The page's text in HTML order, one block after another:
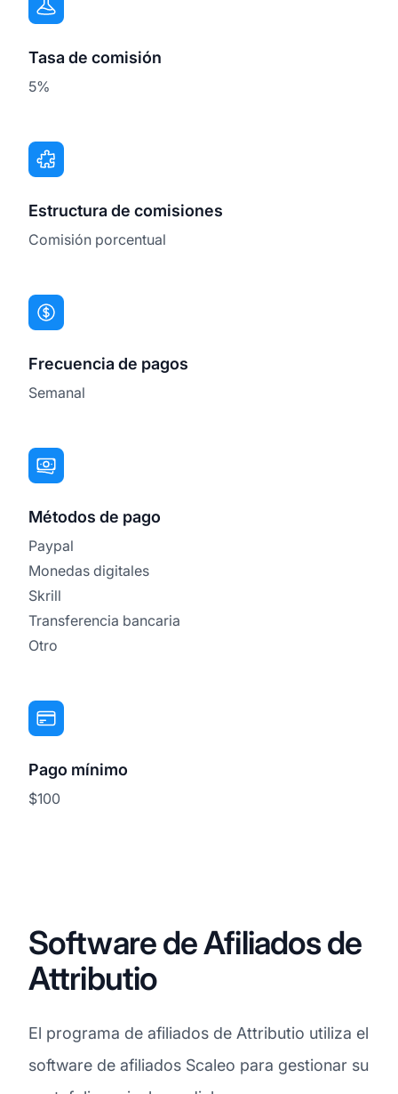
Tasa de comisión
5%
Estructura de comisiones
Comisión porcentual
Frecuencia de pagos
Semanal
Métodos de pago
Paypal
Monedas digitales
Skrill
Transferencia bancaria
Otro
Pago mínimo
$100
Software de Afiliados de
Attributio
El programa de afiliados de Attributio utiliza el
software de afiliados Scaleo para gestionar su